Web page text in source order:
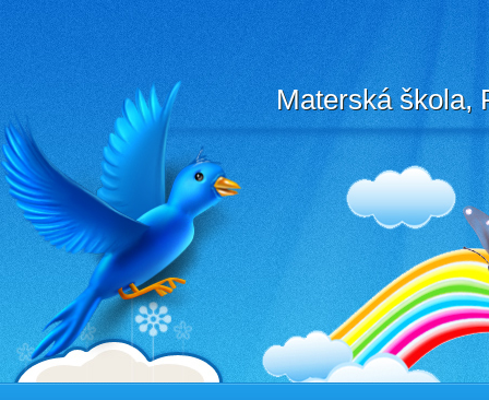
Materská škola,